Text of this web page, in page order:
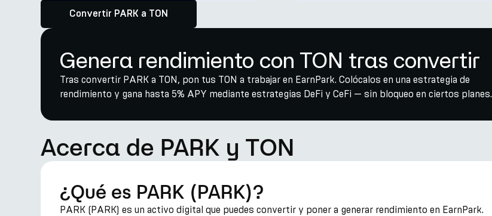
Convertir PARK a TON
Genera rendimiento con TON tras convertir
Tras convertir PARK a TON, pon tus TON a trabajar en EarnPark. Colócalos en una estrategia de
rendimiento y gana hasta 5% APY mediante estrategias DeFi y CeFi — sin bloqueo en ciertos planes.
Acerca de PARK y TON
¿Qué es PARK (PARK)?
PARK (PARK) es un activo digital que puedes convertir y poner a generar rendimiento en EarnPark.